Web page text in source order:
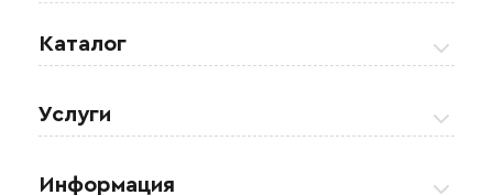
Каталог
Регулирующая аппаратура
Услуги
Информация